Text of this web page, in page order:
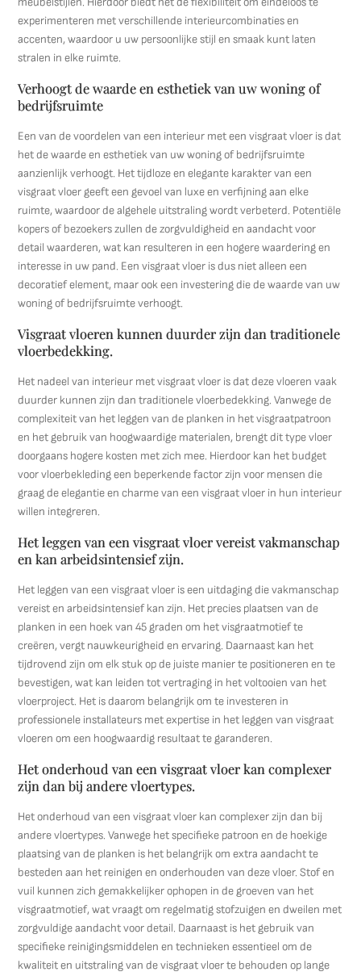
experimenteren met verschillende interieurcombinaties en
accenten, waardoor u uw persoonlijke stijl en smaak kunt laten
stralen in elke ruimte.
Verhoogt de waarde en esthetiek van uw woning of
bedrijfsruimte
Een van de voordelen van een interieur met een visgraat vloer is dat
het de waarde en esthetiek van uw woning of bedrijfsruimte
aanzienlijk verhoogt. Het tijdloze en elegante karakter van een
visgraat vloer geeft een gevoel van luxe en verfijning aan elke
ruimte, waardoor de algehele uitstraling wordt verbeterd. Potentiële
kopers of bezoekers zullen de zorgvuldigheid en aandacht voor
detail waarderen, wat kan resulteren in een hogere waardering en
interesse in uw pand. Een visgraat vloer is dus niet alleen een
decoratief element, maar ook een investering die de waarde van uw
woning of bedrijfsruimte verhoogt.
Visgraat vloeren kunnen duurder zijn dan traditionele
vloerbedekking.
Het nadeel van interieur met visgraat vloer is dat deze vloeren vaak
duurder kunnen zijn dan traditionele vloerbedekking. Vanwege de
complexiteit van het leggen van de planken in het visgraatpatroon
en het gebruik van hoogwaardige materialen, brengt dit type vloer
doorgaans hogere kosten met zich mee. Hierdoor kan het budget
voor vloerbekleding een beperkende factor zijn voor mensen die
graag de elegantie en charme van een visgraat vloer in hun interieur
willen integreren.
Het leggen van een visgraat vloer vereist vakmanschap
en kan arbeidsintensief zijn.
Het leggen van een visgraat vloer is een uitdaging die vakmanschap
vereist en arbeidsintensief kan zijn. Het precies plaatsen van de
planken in een hoek van 45 graden om het visgraatmotief te
creëren, vergt nauwkeurigheid en ervaring. Daarnaast kan het
tijdrovend zijn om elk stuk op de juiste manier te positioneren en te
bevestigen, wat kan leiden tot vertraging in het voltooien van het
vloerproject. Het is daarom belangrijk om te investeren in
professionele installateurs met expertise in het leggen van visgraat
vloeren om een hoogwaardig resultaat te garanderen.
Het onderhoud van een visgraat vloer kan complexer
zijn dan bij andere vloertypes.
Het onderhoud van een visgraat vloer kan complexer zijn dan bij
andere vloertypes. Vanwege het specifieke patroon en de hoekige
plaatsing van de planken is het belangrijk om extra aandacht te
besteden aan het reinigen en onderhouden van deze vloer. Stof en
vuil kunnen zich gemakkelijker ophopen in de groeven van het
visgraatmotief, wat vraagt om regelmatig stofzuigen en dweilen met
zorgvuldige aandacht voor detail. Daarnaast is het gebruik van
specifieke reinigingsmiddelen en technieken essentieel om de
kwaliteit en uitstraling van de visgraat vloer te behouden op lange